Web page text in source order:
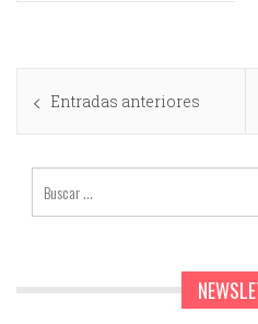
Entradas anteriores